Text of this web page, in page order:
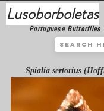
Lusoborboletas
Portuguese Butterflies
Spialia sertorius